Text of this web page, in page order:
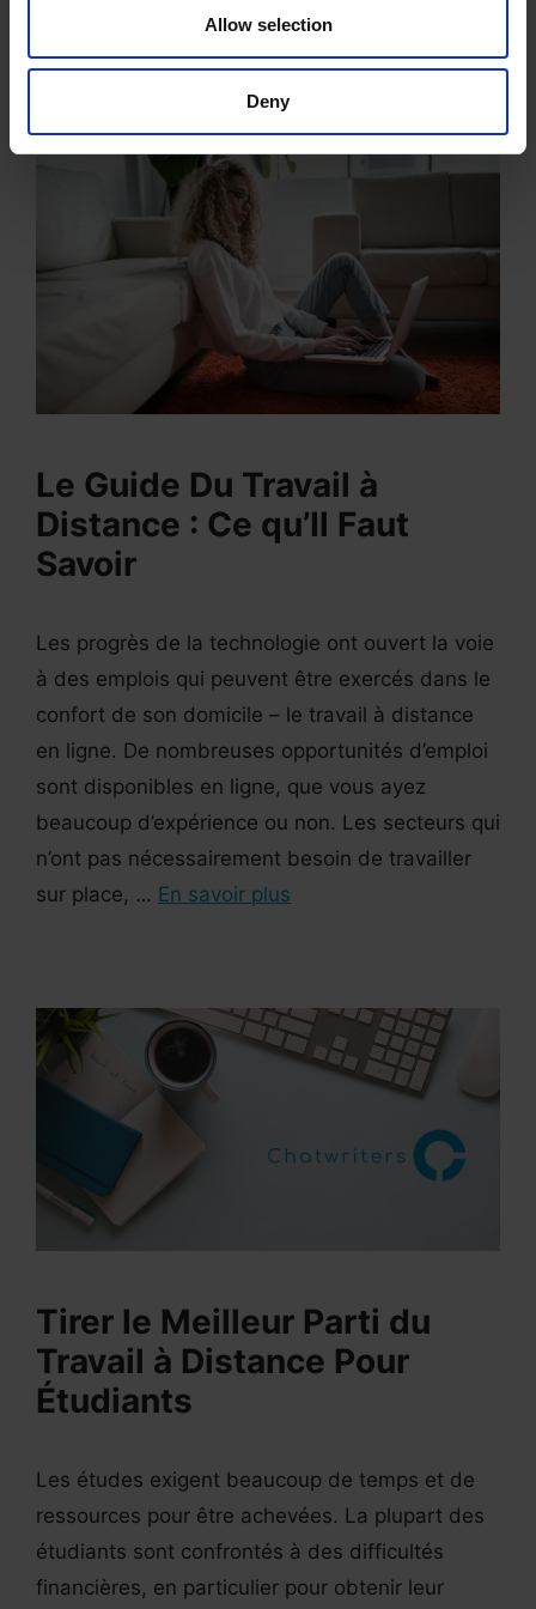
Allow selection
Deny
Le Guide Du Travail à
Distance : Ce qu’Il Faut
Savoir
Les progrès de la technologie ont ouvert la voie
à des emplois qui peuvent être exercés dans le
confort de son domicile – le travail à distance
en ligne. De nombreuses opportunités d’emploi
sont disponibles en ligne, que vous ayez
beaucoup d’expérience ou non. Les secteurs qui
n’ont pas nécessairement besoin de travailler
sur place, … En savoir plus
Tirer le Meilleur Parti du
Travail à Distance Pour
Étudiants
Les études exigent beaucoup de temps et de
ressources pour être achevées. La plupart des
étudiants sont confrontés à des difficultés
financières, en particulier pour obtenir leur